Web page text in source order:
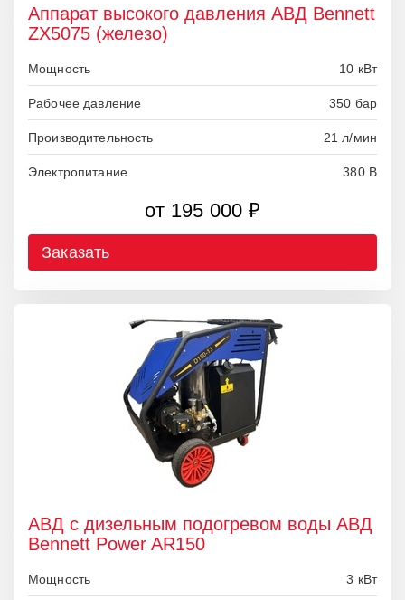
Аппарат высокого давления АВД Bennett
ZX5075 (железо)
Мощность 10 кВт
Рабочее давление 350 бар
Производительность 21 л/мин
Электропитание 380 В
от 195 000 ₽
Заказать
АВД с дизельным подогревом воды АВД
Bennett Power AR150
Мощность 3 кВт